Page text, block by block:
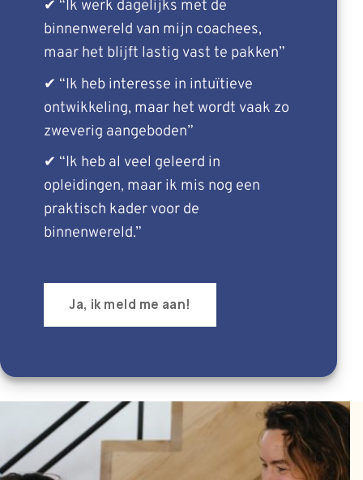
✔ “Ik werk dagelijks met de
binnenwereld van mijn coachees,
maar het blijft lastig vast te pakken”
✔ “Ik heb interesse in intuïtieve
ontwikkeling, maar het wordt vaak zo
zweverig aangeboden”
✔ “Ik heb al veel geleerd in
opleidingen, maar ik mis nog een
praktisch kader voor de
binnenwereld.”
Ja, ik meld me aan!